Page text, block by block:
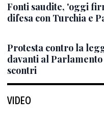
Fonti saudite, 'oggi
difesa con Turchia e
Protesta contro la
davanti al
scontri
VIDEO